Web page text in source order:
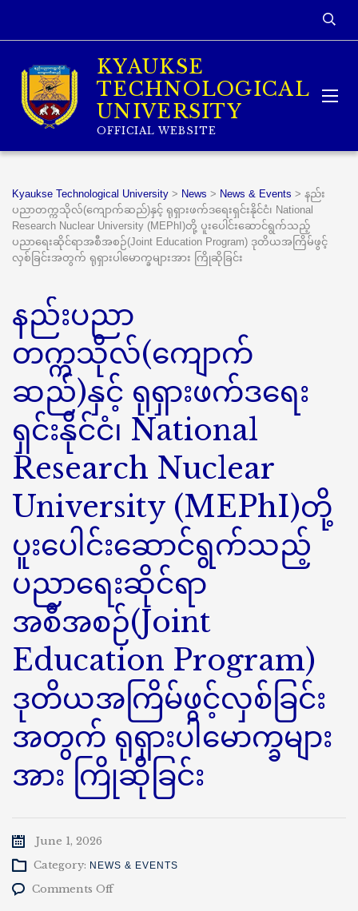
KYAUKSE
TECHNOLOGICAL
UNIVERSITY
OFFICIAL WEBSITE
Kyaukse Technological University > News > News & Events > နည်း
ပညာတက္ကသိုလ်(ကျောက်ဆည်)နှင့် ရုရှားဖက်ဒရေးရှင်းနိုင်ငံ၊ National
Research Nuclear University (MEPhI)တို့ ပူးပေါင်းဆောင်ရွက်သည့်
ပညာရေးဆိုင်ရာအစီအစဉ်(Joint Education Program) ဒုတိယအကြိမ်ဖွင့်
လှစ်ခြင်းအတွက် ရုရှားပါမောက္ခများအား ကြိုဆိုခြင်း
နည်းပညာ
တက္ကသိုလ်(ကျောက်
ဆည်)နှင့် ရုရှားဖက်ဒရေး
ရှင်းနိုင်ငံ၊ National
Research Nuclear
University (MEPhI)တို့
ပူးပေါင်းဆောင်ရွက်သည့်
ပညာရေးဆိုင်ရာ
အစီအစဉ်(Joint
Education Program)
ဒုတိယအကြိမ်ဖွင့်လှစ်ခြင်း
အတွက် ရုရှားပါမောက္ခများ
အား ကြိုဆိုခြင်း
June 1, 2026
Category: NEWS & EVENTS
Comments Offon